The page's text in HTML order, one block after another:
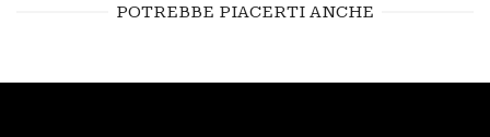
POTREBBE PIACERTI ANCHE